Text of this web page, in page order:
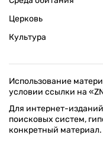
Церковь
Культура
Использование
условии ссылки на
Для интернет-
поисковых систем,
конкретный материал.